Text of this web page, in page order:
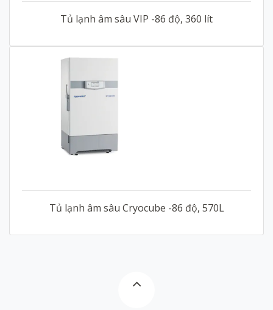
Tủ lạnh âm sâu VIP -86 độ, 360 lít
Tủ lạnh âm sâu Cryocube -86 độ, 570L